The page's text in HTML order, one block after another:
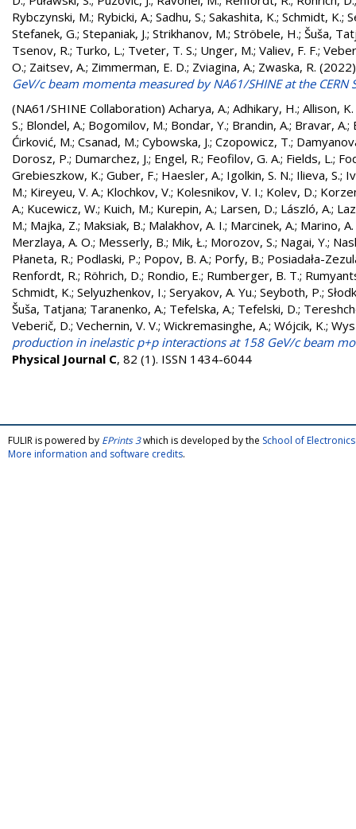
Rybczynski, M.; Rybicki, A.; Sadhu, S.; Sakashita, K.; Schmidt, K.;
Stefanek, G.; Stepaniak, J.; Strikhanov, M.; Ströbele, H.; Šuša,
Tsenov, R.; Turko, L.; Tveter, T. S.; Unger, M.; Valiev, F. F.;
O.; Zaitsev, A.; Zimmerman, E. D.; Zviagina, A.; Zwaska, R.
GeV/c beam momenta measured by NA61/SHINE at the CERN
(NA61/SHINE Collaboration) Acharya, A.; Adhikary, H.; Allison, K.
S.; Blondel, A.; Bogomilov, M.; Bondar, Y.; Brandin, A.; Bravar, A.;
Ćirković, M.; Csanad, M.; Cybowska, J.; Czopowicz, T.;
Dorosz, P.; Dumarchez, J.; Engel, R.; Feofilov, G. A.; Fields, L.;
Grebieszkow, K.; Guber, F.; Haesler, A.; Igolkin, S. N.; Ilieva, S.;
M.; Kireyeu, V. A.; Klochkov, V.; Kolesnikov, V. I.; Kolev, D.;
A.; Kucewicz, W.; Kuich, M.; Kurepin, A.; Larsen, D.; László, A.;
M.; Majka, Z.; Maksiak, B.; Malakhov, A. I.; Marcinek, A.; Marino,
Merzlaya, A. O.; Messerly, B.; Mik, Ł.; Morozov, S.; Nagai, Y.;
Płaneta, R.; Podlaski, P.; Popov, B. A.; Porfy, B.; Posiadała-
Renfordt, R.; Röhrich, D.; Rondio, E.; Rumberger, B. T.;
Schmidt, K.; Selyuzhenkov, I.; Seryakov, A. Yu.; Seyboth, P.;
Šuša, Tatjana; Taranenko, A.; Tefelska, A.; Tefelski, D.;
Veberič, D.; Vechernin, V. V.; Wickremasinghe, A.; Wójcik, K.;
production in inelastic p+p interactions at 158 GeV/c beam
Physical Journal C, 82 (1). ISSN 1434-6044
FULIR is powered by EPrints 3which is developed by the School of
More information and software credits.